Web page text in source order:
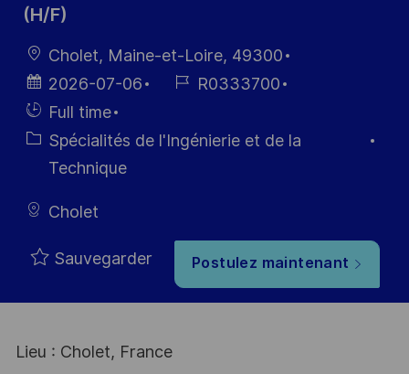
(H/F)
localisation
Cholet, Maine-et-Loire, 49300
Date
d’affichage
2026-07-06
Référence
R0333700
Hiring
Type
Full time
Catégorie
Spécialités de l'Ingénierie et de la
Technique
Cholet
Sauvegarder Postulez maintenant
Lieu : Cholet, France